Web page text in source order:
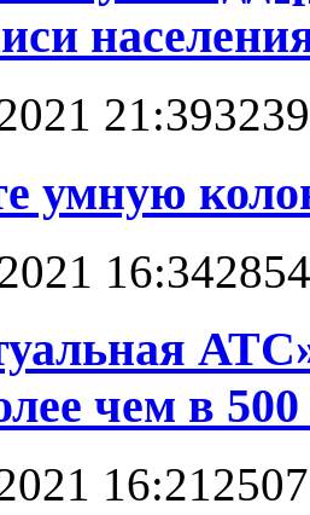
21:39
умную
16:34
чем в 500
16:21